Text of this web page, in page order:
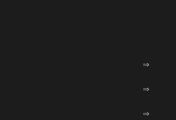
⇒
⇒
⇒